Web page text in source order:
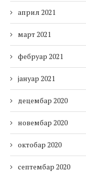
април 2021
март 2021
фебруар 2021
јануар 2021
децембар 2020
новембар 2020
октобар 2020
септембар 2020